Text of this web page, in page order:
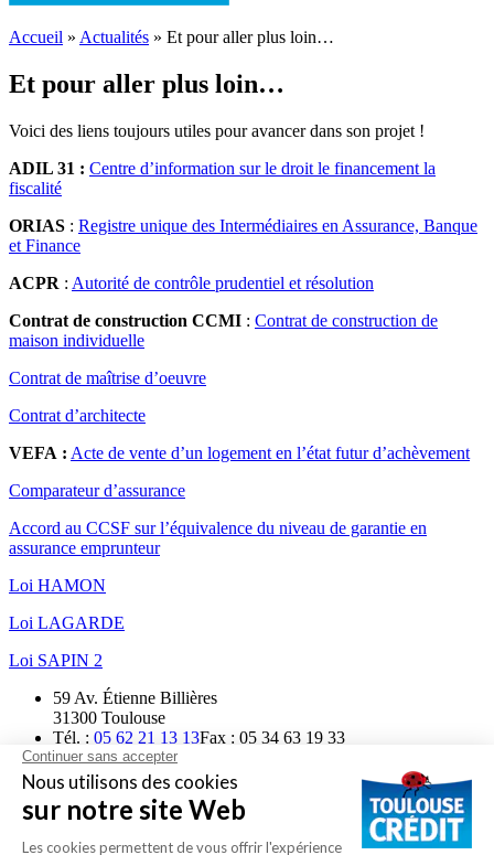
Accueil » Actualités » Et pour aller plus loin…
Et pour aller plus loin…
Voici des liens toujours utiles pour avancer dans son projet !
ADIL 31 : Centre d’information sur le droit le financement la
fiscalité
ORIAS : Registre unique des Intermédiaires en Assurance, Banque
et Finance
ACPR : Autorité de contrôle prudentiel et résolution
Contrat de construction CCMI : Contrat de construction de
maison individuelle
Contrat de maîtrise d’oeuvre
Contrat d’architecte
VEFA : Acte de vente d’un logement en l’état futur d’achèvement
Comparateur d’assurance
Accord au CCSF sur l’équivalence du niveau de garantie en
assurance emprunteur
Loi HAMON
Loi LAGARDE
Loi SAPIN 2
59 Av. Étienne Billières
31300 Toulouse
Tél. : 05 62 21 13 13Fax : 05 34 63 19 33
contact@toulouse-credit.fr
Métro : station Patte d'Oie
Suivez-nous